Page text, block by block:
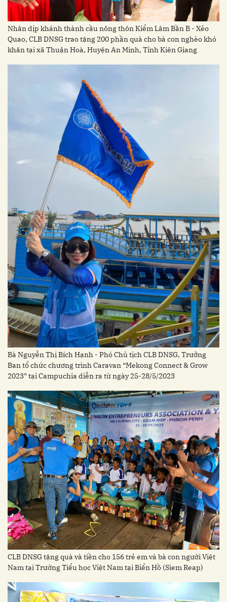
Nhân dịp khánh thành cầu nông thôn Kiểm Lâm Bần B - Xẻo
Quao, CLB DNSG trao tặng 200 phần quà cho bà con nghèo khó
khăn tại xã Thuận Hoà, Huyện An Minh, Tỉnh Kiên Giang
Bà Nguyễn Thị Bích Hạnh - Phó Chủ tịch CLB DNSG, Trưởng
Ban tổ chức chương trình Caravan “Mekong Connect & Grow
2023” tại Campuchia diễn ra từ ngày 25-28/5/2023
CLB DNSG tặng quà và tiền cho 156 trẻ em và bà con người Việt
Nam tại Trường Tiểu học Việt Nam tại Biển Hồ (Siem Reap)